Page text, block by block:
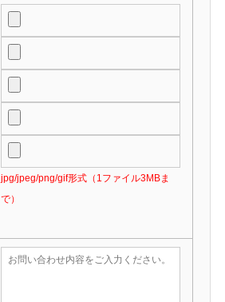
jpg/jpeg/png/gif形式（1ファイル3MBま
で）